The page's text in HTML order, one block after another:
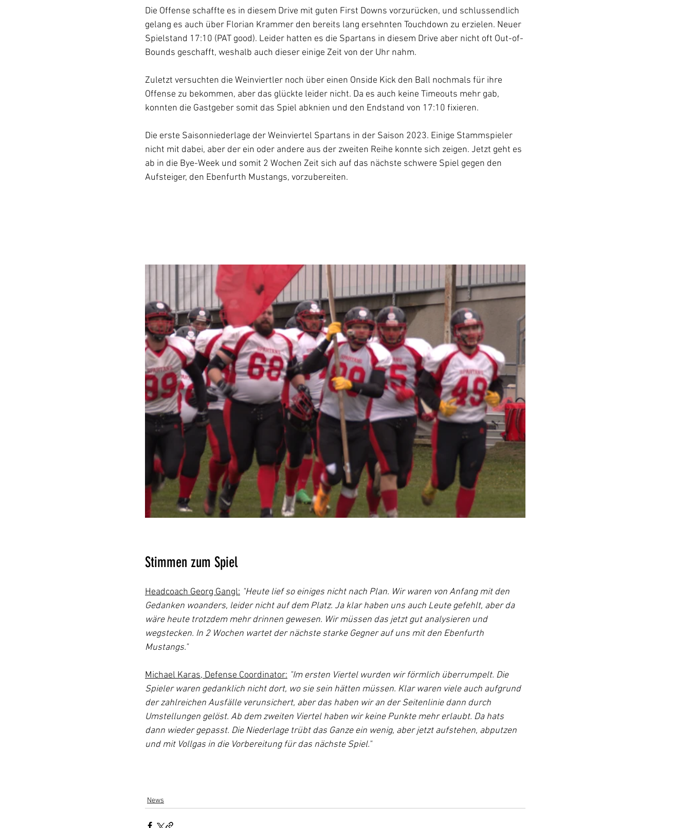
Die Offense schaffte es in diesem Drive mit guten First Downs vorzurücken, und schlussendlich
gelang es auch über Florian Krammer den bereits lang ersehnten Touchdown zu erzielen. Neuer
Spielstand 17:10 (PAT good). Leider hatten es die Spartans in diesem Drive aber nicht oft Out-of-
Bounds geschafft, weshalb auch dieser einige Zeit von der Uhr nahm.
Zuletzt versuchten die Weinviertler noch über einen Onside Kick den Ball nochmals für ihre
Offense zu bekommen, aber das glückte leider nicht. Da es auch keine Timeouts mehr gab,
konnten die Gastgeber somit das Spiel abknien und den Endstand von 17:10 fixieren.
Die erste Saisonniederlage der Weinviertel Spartans in der Saison 2023. Einige Stammspieler
nicht mit dabei, aber der ein oder andere aus der zweiten Reihe konnte sich zeigen. Jetzt geht es
ab in die Bye-Week und somit 2 Wochen Zeit sich auf das nächste schwere Spiel gegen den
Aufsteiger, den Ebenfurth Mustangs, vorzubereiten.
Stimmen zum Spiel
Headcoach Georg Gangl: "Heute lief so einiges nicht nach Plan. Wir waren von Anfang mit den
Gedanken woanders, leider nicht auf dem Platz. Ja klar haben uns auch Leute gefehlt, aber da
wäre heute trotzdem mehr drinnen gewesen. Wir müssen das jetzt gut analysieren und
wegstecken. In 2 Wochen wartet der nächste starke Gegner auf uns mit den Ebenfurth
Mustangs."
Michael Karas, Defense Coordinator: "Im ersten Viertel wurden wir förmlich überrumpelt. Die
Spieler waren gedanklich nicht dort, wo sie sein hätten müssen. Klar waren viele auch aufgrund
der zahlreichen Ausfälle verunsichert, aber das haben wir an der Seitenlinie dann durch
Umstellungen gelöst. Ab dem zweiten Viertel haben wir keine Punkte mehr erlaubt. Da hats
dann wieder gepasst. Die Niederlage trübt das Ganze ein wenig, aber jetzt aufstehen, abputzen
und mit Vollgas in die Vorbereitung für das nächste Spiel."
News